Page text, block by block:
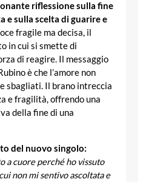
riflessione sulla fine
e sulla scelta di guarire e
fragile ma decisa, il
in cui si smette di
di reagire. Il messaggio
è che l’amore non
sbagliati. Il brano intreccia
e fragilità, offrendo una
della fine di una
del nuovo singolo:
a cuore perché ho vissuto
non mi sentivo ascoltata e